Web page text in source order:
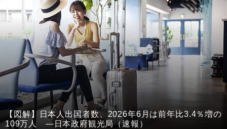
【図解】日本人出国者数、2026年6月は前年比3.4％増の
109万人 ―日本政府観光局（速報）